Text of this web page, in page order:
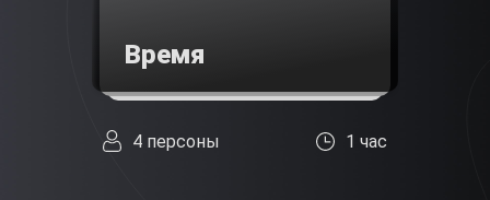
Время
4 персоны 1 час